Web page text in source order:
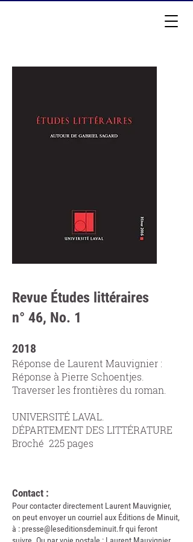
Revue Études littéraires
n° 46, No. 1
2018
Réponse de Laurent Mauvignier :
Réponse à Pierre Schoentjes.
Traverser les frontières du roman.
UNIVERSITÉ LAVAL.
DÉPARTEMENT DES LITTÉRATURE
Broché 225 pages
Contact :
Pour contacter directement Laurent Mauvignier,
on peut envoyer un courriel aux Éditions de Minuit,
à : presse@leseditionsdeminuit.frqui feront